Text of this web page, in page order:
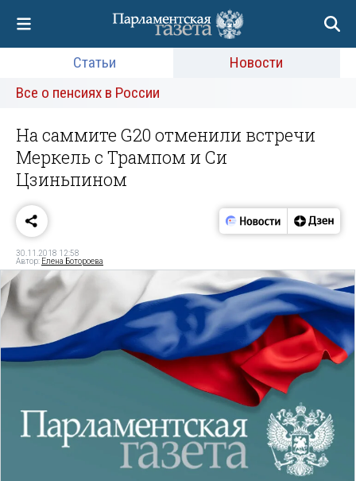
Статьи
Новости
Все о пенсиях в России
На саммите G20 отменили встречи
Меркель с Трампом и Си
Цзиньпином
30.11.2018 12:58
Автор: Елена Ботороева